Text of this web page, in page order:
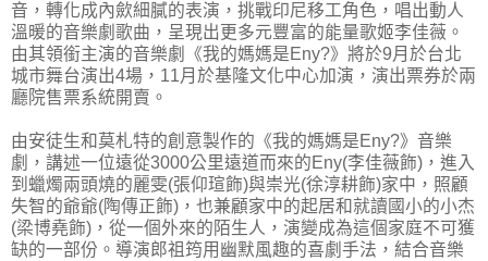
音，轉化成內歛細膩的表演，挑戰印尼移工角色，唱出動人
溫暖的音樂劇歌曲，呈現出更多元豐富的能量歌姬李佳薇。
由其領銜主演的音樂劇《我的媽媽是Eny?》將於9月於台北
城市舞台演出4場，11月於基隆文化中心加演，演出票券於兩
廳院售票系統開賣。
由安徒生和莫札特的創意製作的《我的媽媽是Eny?》音樂
劇，講述一位遠從3000公里遠道而來的Eny(李佳薇飾)，進入
到蠟燭兩頭燒的麗雯(張仰瑄飾)與崇光(徐淳耕飾)家中，照顧
失智的爺爺(陶傳正飾)，也兼顧家中的起居和就讀國小的小杰
(梁博堯飾)，從一個外來的陌生人，演變成為這個家庭不可獲
缺的一部份。導演郎祖筠用幽默風趣的喜劇手法，結合音樂